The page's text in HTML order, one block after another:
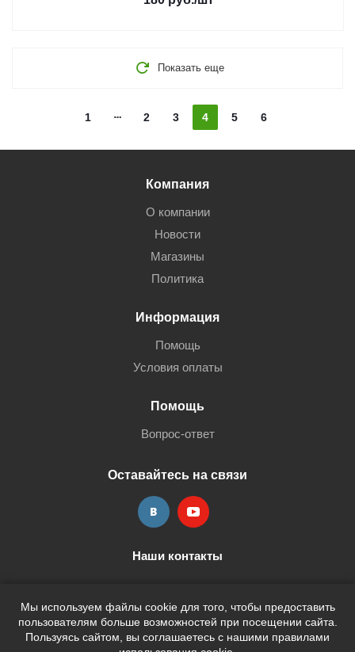
Показать еще
1 2 3 4 5 6
Мы используем файлы cookie для того, чтобы предоставить
пользователям больше возможностей при посещении сайта.
Пользуясь сайтом, вы соглашаетесь с нашими правилами
Компания
О компании
Новости
Магазины
Политика
Информация
Помощь
Условия оплаты
Помощь
Вопрос-ответ
Оставайтесь на связи
Наши контакты